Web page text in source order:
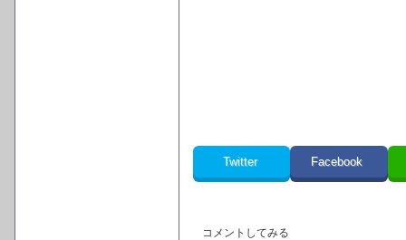
Twitter Facebook
コメントしてみる